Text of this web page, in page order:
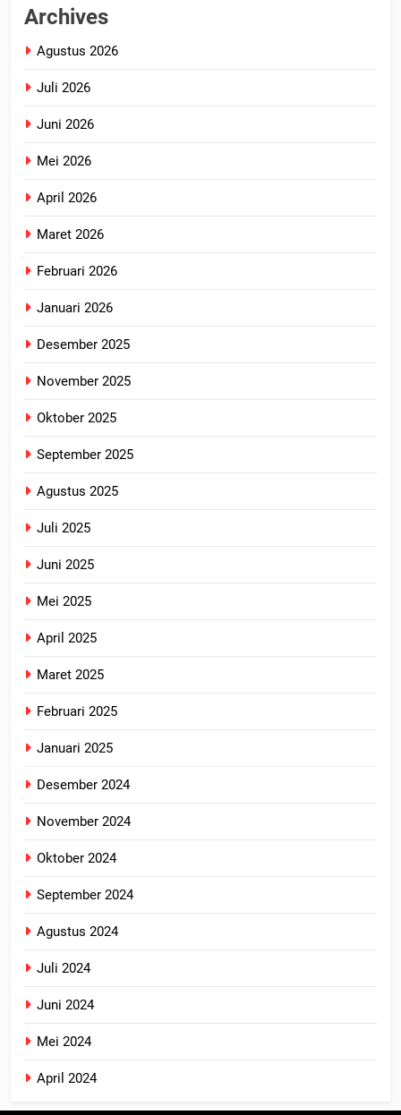
Archives
Agustus 2026
Juli 2026
Juni 2026
Mei 2026
April 2026
Maret 2026
Februari 2026
Januari 2026
Desember 2025
November 2025
Oktober 2025
September 2025
Agustus 2025
Juli 2025
Juni 2025
Mei 2025
April 2025
Maret 2025
Februari 2025
Januari 2025
Desember 2024
November 2024
Oktober 2024
September 2024
Agustus 2024
Juli 2024
Juni 2024
Mei 2024
April 2024